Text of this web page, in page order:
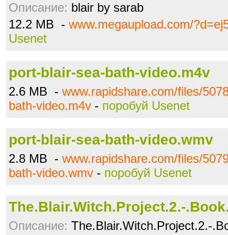
Описание: blair by sarab
12.2 MB - www.megaupload.com/
Usenet
port-blair-sea-bath-video.m4v
2.6 MB - www.rapidshare.com/files/
bath-video.m4v - поробуй Usenet
port-blair-sea-bath-video.wmv
2.8 MB - www.rapidshare.com/files/
bath-video.wmv - поробуй Usenet
The.Blair.Witch.Project.2.-
Описание: The.Blair.Witch.Project.2.-